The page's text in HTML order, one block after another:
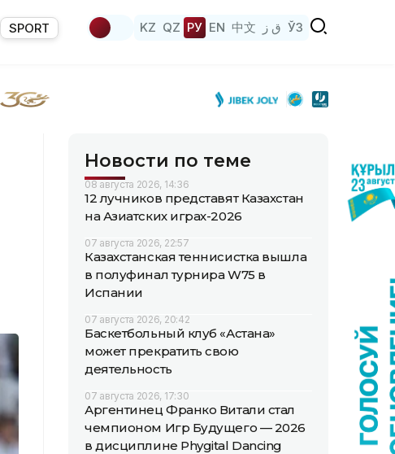
SPORT KZ QZ РУ EN 中文 ق ز ЎЗ
Новости по теме
08 августа 2026, 14:36
12 лучников представят Казахстан
на Азиатских играх-2026
07 августа 2026, 22:57
Казахстанская теннисистка вышла
в полуфинал турнира W75 в
Испании
07 августа 2026, 20:42
Баскетбольный клуб «Астана»
может прекратить свою
деятельность
07 августа 2026, 17:30
Аргентинец Франко Витали стал
чемпионом Игр Будущего — 2026
в дисциплине Phygital Dancing